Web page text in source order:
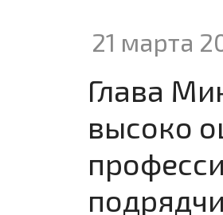
21 марта
Глава
высоко